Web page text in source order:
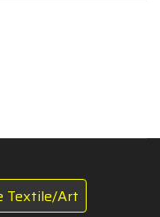
Textile/Art